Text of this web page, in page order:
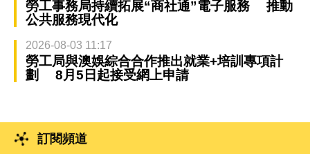
勞工事務局持續拓展“商社通”電子服務 推動
公共服務現代化
2026-08-03 11:17
勞工局與澳娛綜合合作推出就業+培訓專項計
劃 8月5日起接受網上申請
訂閱頻道